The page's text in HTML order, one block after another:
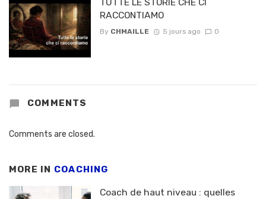
TUTTE LE STORIE CHÈ CI
RACCONTIAMO
By CHMAILLE 5 jours ago 0
COMMENTS
Comments are closed.
MORE IN COACHING
Coach de haut niveau : quelles